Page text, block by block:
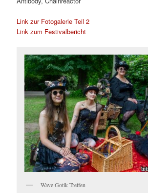
Link zur Fotogalerie Teil 2
Link zum Festivalbericht
Wave Gotik Treffen